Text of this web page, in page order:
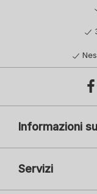
Informazioni su
Servizi